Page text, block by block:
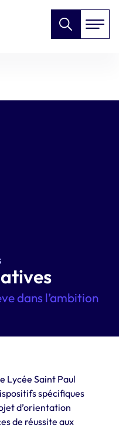
dans l’ambition
Lycée Saint Paul
spécifiques
d’orientation
de réussite aux